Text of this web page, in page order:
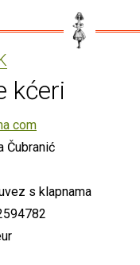
kćeri
com
Čubranić
s klapnama